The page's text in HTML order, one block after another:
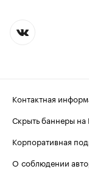
Контактная
Скрыть баннеры на
Корпоративная
О соблюдении